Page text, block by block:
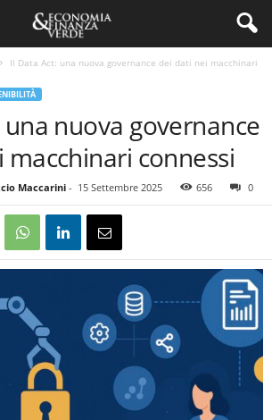
Il Data Act: una nuova governance dei dati nei macchinari
una nuova governance
macchinari connessi
Maccarini - 15 Settembre 2025 656 0